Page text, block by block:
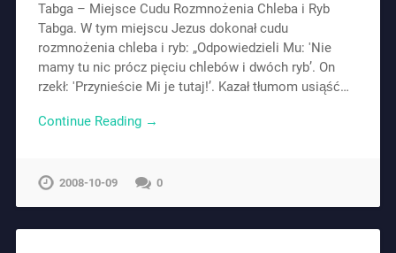
Tabga – Miejsce Cudu Rozmnożenia Chleba i Ryb
Tabga. W tym miejscu Jezus dokonał cudu
rozmnożenia chleba i ryb: „Odpowiedzieli Mu: 'Nie
mamy tu nic prócz pięciu chlebów i dwóch ryb’. On
rzekł: 'Przynieście Mi je tutaj!’. Kazał tłumom usiąść…
Continue Reading →
2008-10-09 0